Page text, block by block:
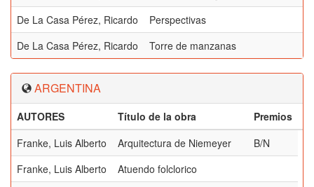
De La Casa Pérez, Ricardo
Perspectivas
De La Casa Pérez, Ricardo
Torre de manzanas
ARGENTINA
AUTORES Título de la obra
Premios
Franke, Luis Alberto
Arquitectura de Niemeyer
B/N
Franke, Luis Alberto
Atuendo folclorico